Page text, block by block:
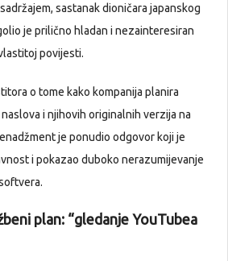
sastanak dioničara japanskog
je prilično hladan i nezainteresiran
povijesti.
o tome kako kompanija planira
i njihovih originalnih verzija na
je ponudio odgovor koji je
i pokazao duboko nerazumijevanje
plan: “gledanje YouTubea